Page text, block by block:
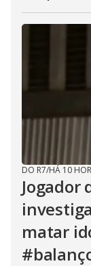
DO R7/HÁ 10
Jogador
matar